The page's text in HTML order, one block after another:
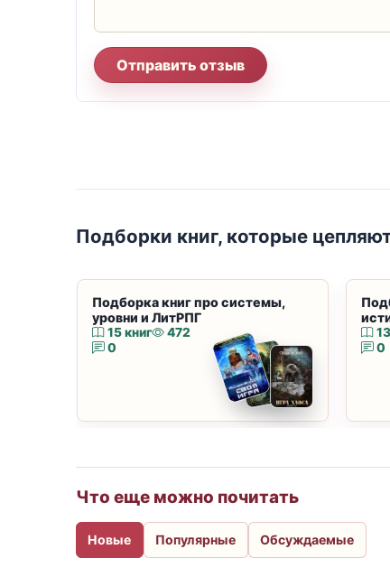
Отправить отзыв
Подборки книг, которые
Подборка книг про системы,
уровни и ЛитРПГ
15 книг
472
0
0
Что еще можно почитать
Новые Популярные Обсуждаемые